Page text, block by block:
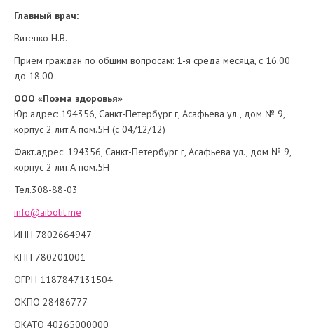
Главный врач:
Витенко Н.В.
Прием граждан по общим вопросам: 1-я среда месяца, с 16.00
до 18.00
OOО «Поэма здоровья»
Юр.адрес: 194356, Санкт-Петербург г, Асафьева ул., дом № 9,
корпус 2 лит.А пом.5Н (с 04/12/12)
Факт.адрес: 194356, Санкт-Петербург г, Асафьева ул., дом № 9,
корпус 2 лит.А пом.5Н
Тел.308-88-03
info@aibolit.me
ИНН 7802664947
КПП 780201001
ОГРН 1187847131504
ОКПО 28486777
ОКАТО 40265000000